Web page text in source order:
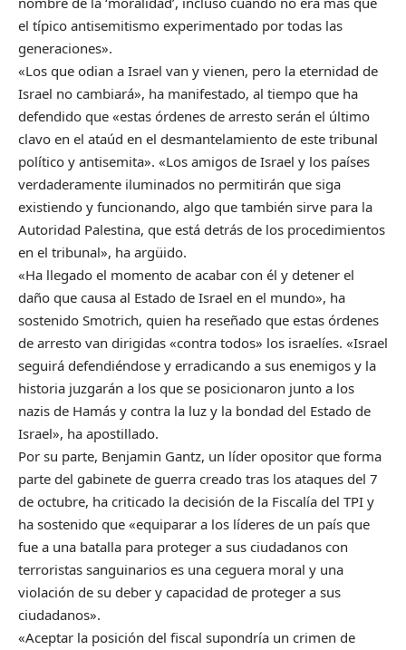
el típico antisemitismo experimentado por todas las
generaciones».
«Los que odian a Israel van y vienen, pero la eternidad de
Israel no cambiará», ha manifestado, al tiempo que ha
defendido que «estas órdenes de arresto serán el último
clavo en el ataúd en el desmantelamiento de este tribunal
político y antisemita». «Los amigos de Israel y los países
verdaderamente iluminados no permitirán que siga
existiendo y funcionando, algo que también sirve para la
Autoridad Palestina, que está detrás de los procedimientos
en el tribunal», ha argüido.
«Ha llegado el momento de acabar con él y detener el
daño que causa al Estado de Israel en el mundo», ha
sostenido Smotrich, quien ha reseñado que estas órdenes
de arresto van dirigidas «contra todos» los israelíes. «Israel
seguirá defendiéndose y erradicando a sus enemigos y la
historia juzgarán a los que se posicionaron junto a los
nazis de Hamás y contra la luz y la bondad del Estado de
Israel», ha apostillado.
Por su parte, Benjamin Gantz, un líder opositor que forma
parte del gabinete de guerra creado tras los ataques del 7
de octubre, ha criticado la decisión de la Fiscalía del TPI y
ha sostenido que «equiparar a los líderes de un país que
fue a una batalla para proteger a sus ciudadanos con
terroristas sanguinarios es una ceguera moral y una
violación de su deber y capacidad de proteger a sus
ciudadanos».
«Aceptar la posición del fiscal supondría un crimen de